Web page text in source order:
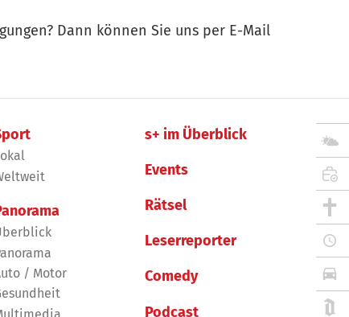
Dann können Sie uns per E-Mail
/ Motor
s+ im Überblick
Events
Rätsel
Leserreporter
Comedy
Podcast